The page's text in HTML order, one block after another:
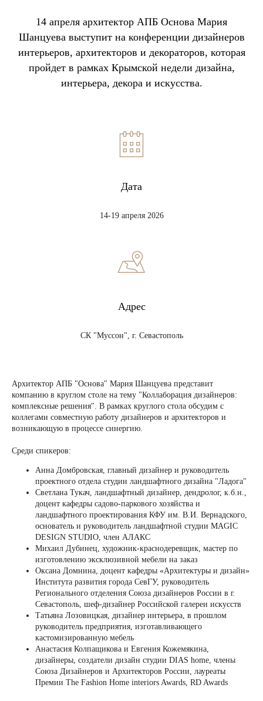
14 апреля архитектор АПБ Основа Мария
Шанцуева выступит на конференции дизайнеров
интерьеров, архитекторов и декораторов, которая
пройдет в рамках Крымской недели дизайна,
интерьера, декора и искусства.
Дата
14-19 апреля 2026
Адрес
СК "Муссон", г. Севастополь
Архитектор АПБ "Основа" Мария Шанцуева представит
компанию в круглом столе на тему "Коллаборация дизайнеров:
комплексные решения". В рамках круглого стола обсудим с
коллегами совместную работу дизайнеров и архитекторов и
возникающую в процессе синергию.
Среди спикеров:
Анна Домбровская, главный дизайнер и руководитель
проектного отдела студии ландшафтного дизайна "Ладога"
Светлана Тукач, ландшафтный дизайнер, дендролог, к.б.н.,
доцент кафедры садово-паркового хозяйства и
ландшафтного проектирования КФУ им. В.И. Вернадского,
основатель и руководитель ландшафтной студии MAGIC
DESIGN STUDIO, член АЛАКС
Михаил Дубинец, художник-краснодеревщик, мастер по
изготовлению эксклюзивной мебели на заказ
Оксана Домнина, доцент кафедры «Архитектуры и дизайн»
Института развития города СевГУ, руководитель
Регионального отделения Союза дизайнеров России в г.
Севастополь, шеф-дизайнер Российской галереи искусств
Татьяна Лозовицкая, дизайнер интерьера, в прошлом
руководитель предприятия, изготавливающего
кастомизированную мебель
Анастасия Колпащикова и Евгения Кожемякина,
дизайнеры, создатели дизайн студии DIAS home, члены
Союза Дизайнеров и Архитекторов России, лауреаты
Премии The Fashion Home interiors Awards, RD Awards